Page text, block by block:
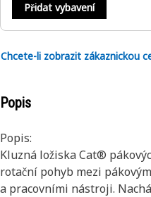
Přidat vybavení
Chcete-li zobrazit zákaznickou
Popis
Popis:
Kluzná ložiska Cat®
rotační pohyb mezi
a pracovními nástroji.